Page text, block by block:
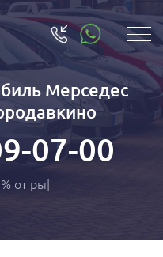
Мерседес
07-00
от